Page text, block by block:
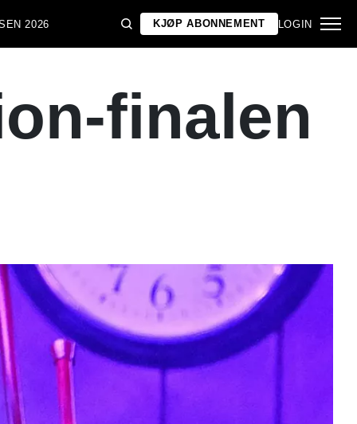
2026 KJØP ABONNEMENT LOGIN
finalen